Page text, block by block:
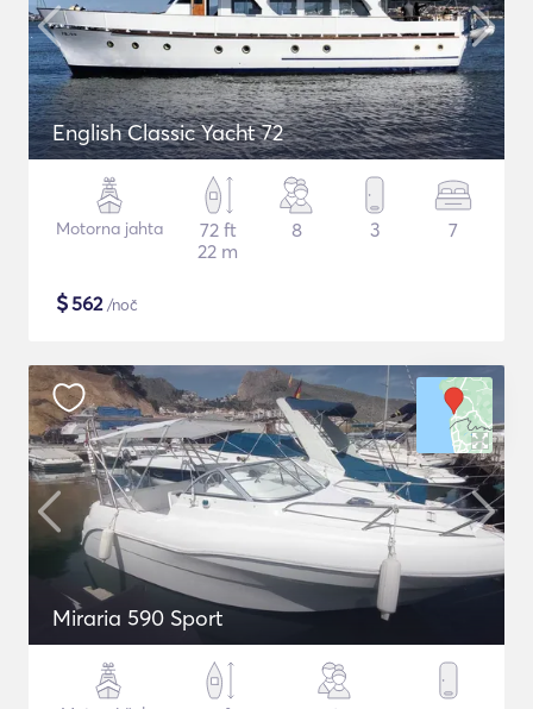
English Classic Yacht 72
Motorna jahta
72 ft
22 m
8 3 7
$562/noč
Miraria 590 Sport